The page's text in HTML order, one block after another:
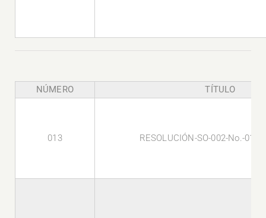
NÚMERO TÍTULO
013 RESOLUCIÓN-SO-002-No.-013-